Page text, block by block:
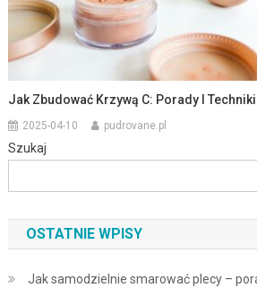
Jak Zbudować Krzywą C: Porady I
2025-04-10 pudrovane.pl
Szukaj
OSTATNIE WPISY
Jak samodzielnie smarować plecy –